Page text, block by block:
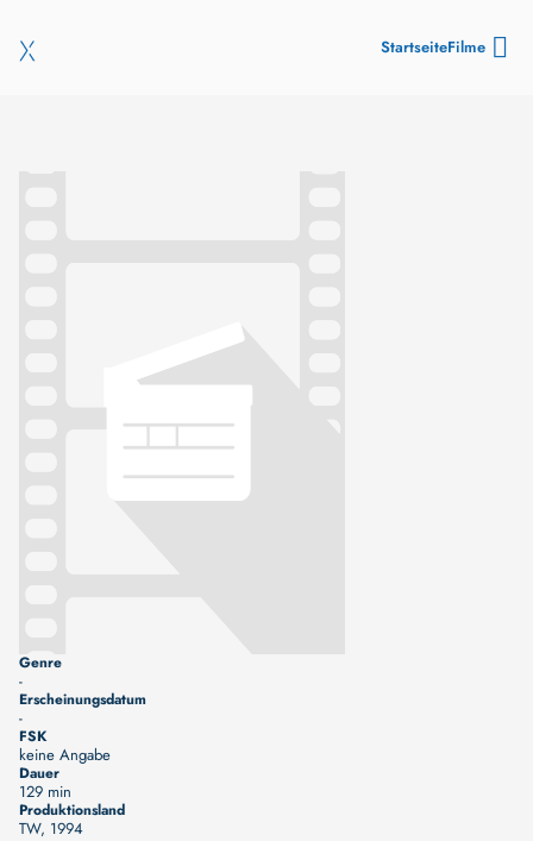
StartseiteFilme
Genre
-
Erscheinungsdatum
-
FSK
keine Angabe
Dauer
129 min
Produktionsland
TW, 1994